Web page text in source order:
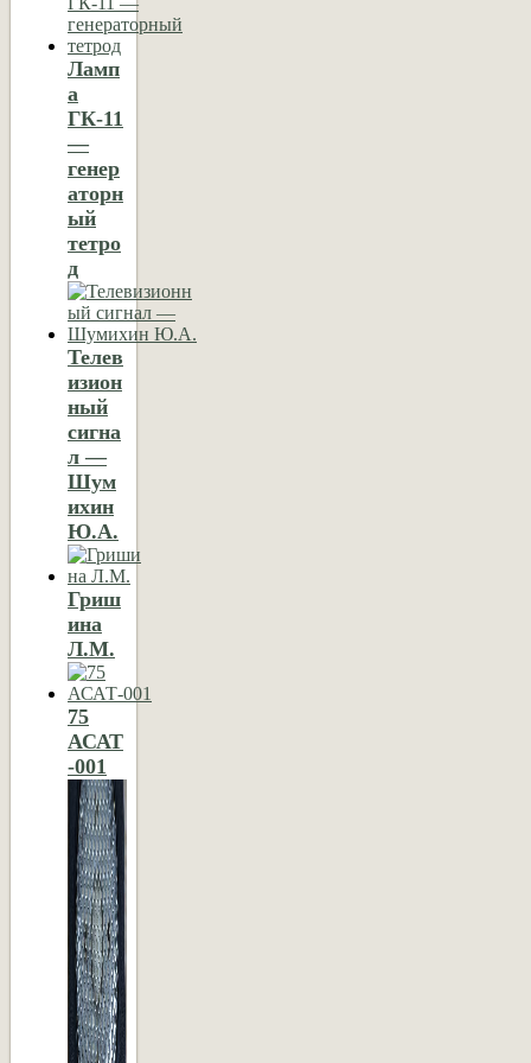
Ламп
а
ГК-11
—
генер
аторн
ый
тетро
д
Телев
изион
ный
сигна
л —
Шум
ихин
Ю.А.
Гриш
ина
Л.М.
75
АСАТ
-001